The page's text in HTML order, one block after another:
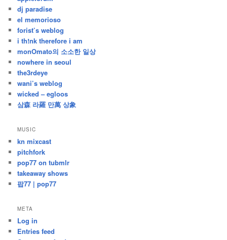
dj paradise
el memorioso
forist’s weblog
i th!nk therefore i am
monOmato의 소소한 일상
nowhere in seoul
the3rdeye
wani’s weblog
wicked – egloos
삼森 라羅 만萬 상象
MUSIC
kn mixcast
pitchfork
pop77 on tubmlr
takeaway shows
팝77 | pop77
META
Log in
Entries feed